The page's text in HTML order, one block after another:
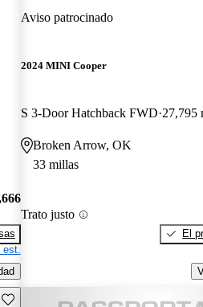
Aviso patrocinado
2024 MINI Cooper
S 3-Door Hatchback FWD 27,795
Broken Arrow, OK
33 millas
Trato justo
El
Guarda este Aviso